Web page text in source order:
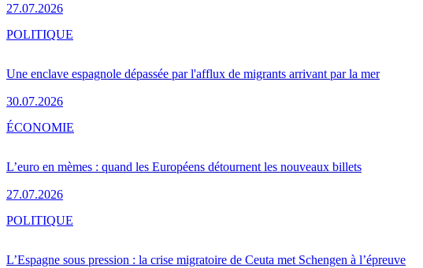
27.07.2026
Une enclave espagnole dépassée par l'afflux de migrants arrivant par la mer
30.07.2026
POLITIQUE
L’euro en mèmes : quand les Européens détournent les nouveaux billets
27.07.2026
ÉCONOMIE
L’Espagne sous pression : la crise migratoire de Ceuta met Schengen à l’épreuve
POLITIQUE